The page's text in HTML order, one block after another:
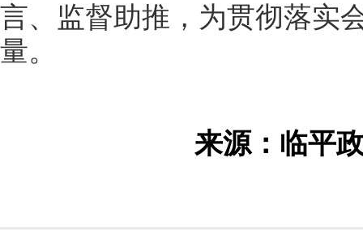
言、监督助推，为贯彻落实
量。
来源：临